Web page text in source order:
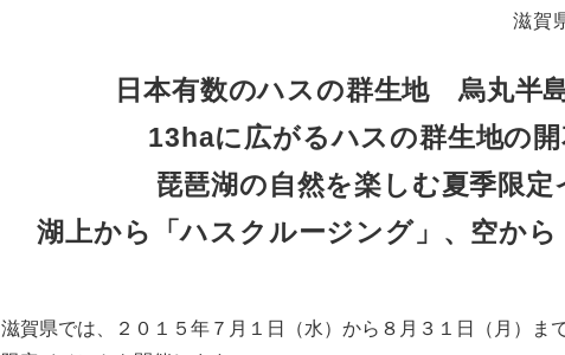
滋賀
日本有数のハスの群生地 烏丸半
13haに広がるハスの群生地の開
琵琶湖の自然を楽しむ夏季限
湖上から「ハスクルージング」、空か
滋賀県では、２０１５年７月１日（水）から８月３１日（月）ま